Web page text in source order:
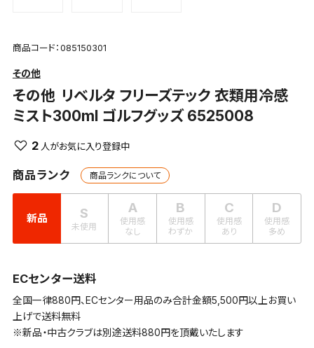
商品コード：085150301
その他
その他 リベルタ フリーズテック 衣類用冷感
ミスト300ml ゴルフグッズ 6525008
2
商品ランク 商品ランクについて
新品 S
未使用
A
使用感
なし
B
使用感
わずか
C
使用感
あり
D
使用感
多め
ECセンター送料
全国一律880円、ECセンター用品のみ合計金額5,500円以上お買い
上げで送料無料
※新品・中古クラブは別途送料880円を頂戴いたします